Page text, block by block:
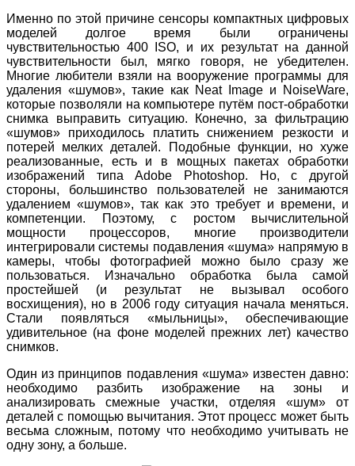
Именно по этой причине сенсоры компактных цифровых
моделей долгое время были ограничены
чувствительностью 400 ISO, и их результат на данной
чувствительности был, мягко говоря, не убедителен.
Многие любители взяли на вооружение программы для
удаления «шумов», такие как Neat Image и NoiseWare,
которые позволяли на компьютере путём пост-обработки
снимка выправить ситуацию. Конечно, за фильтрацию
«шумов» приходилось платить снижением резкости и
потерей мелких деталей. Подобные функции, но хуже
реализованные, есть и в мощных пакетах обработки
изображений типа Adobe Photoshop. Но, с другой
стороны, большинство пользователей не занимаются
удалением «шумов», так как это требует и времени, и
компетенции. Поэтому, с ростом вычислительной
мощности процессоров, многие производители
интегрировали системы подавления «шума» напрямую в
камеры, чтобы фотографией можно было сразу же
пользоваться. Изначально обработка была самой
простейшей (и результат не вызывал особого
восхищения), но в 2006 году ситуация начала меняться.
Стали появляться «мыльницы», обеспечивающие
удивительное (на фоне моделей прежних лет) качество
снимков.
Один из принципов подавления «шума» известен давно:
необходимо разбить изображение на зоны и
анализировать смежные участки, отделяя «шум» от
деталей с помощью вычитания. Этот процесс может быть
весьма сложным, потому что необходимо учитывать не
одну зону, а больше.